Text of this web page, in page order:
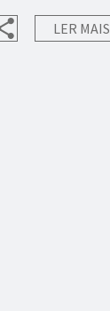
LER MAIS